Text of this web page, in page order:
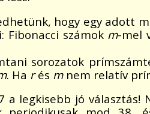
hogy egy adott
Fibonacci számok m-mel
sorozatok
. Ha rés mnem relatív
a legkisebb jó